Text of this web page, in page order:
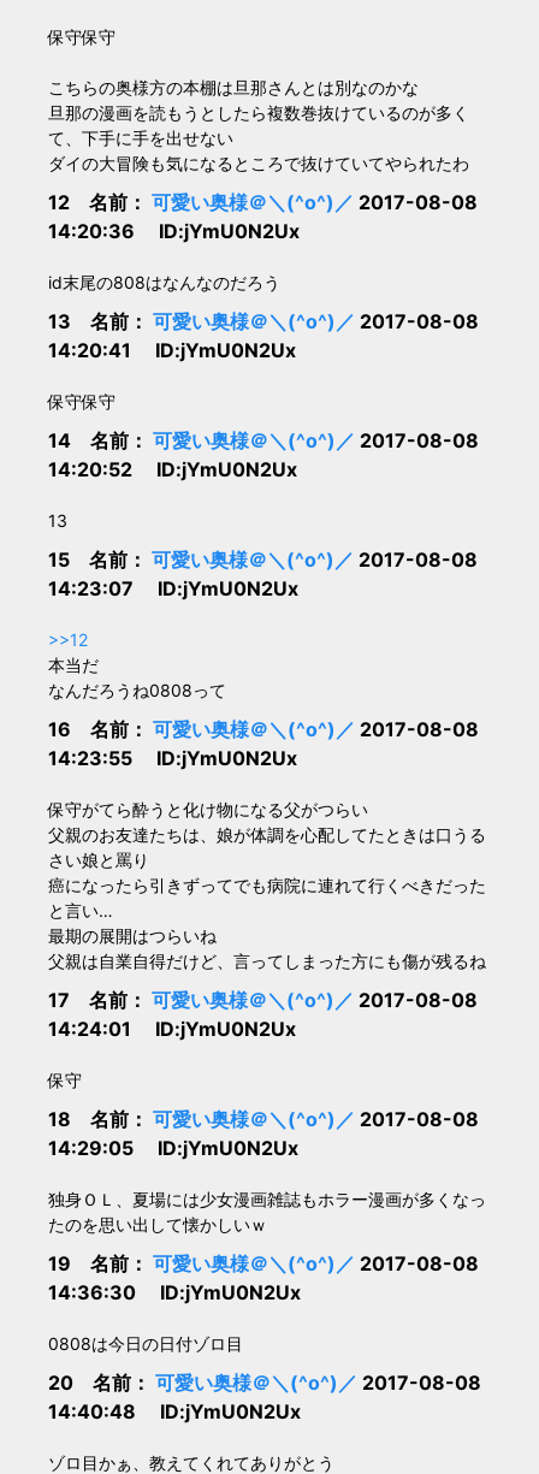
保守保守
こちらの奥様方の本棚は旦那さんとは別なのかな
旦那の漫画を読もうとしたら複数巻抜けているのが多く
て、下手に手を出せない
ダイの大冒険も気になるところで抜けていてやられたわ
12 名前： 可愛い奥様＠＼(^o^)／ 2017-08-08
14:20:36 ID:jYmU0N2Ux
id末尾の808はなんなのだろう
13 名前： 可愛い奥様＠＼(^o^)／ 2017-08-08
14:20:41 ID:jYmU0N2Ux
保守保守
14 名前： 可愛い奥様＠＼(^o^)／ 2017-08-08
14:20:52 ID:jYmU0N2Ux
13
15 名前： 可愛い奥様＠＼(^o^)／ 2017-08-08
14:23:07 ID:jYmU0N2Ux
>>12
本当だ
なんだろうね0808って
16 名前： 可愛い奥様＠＼(^o^)／ 2017-08-08
14:23:55 ID:jYmU0N2Ux
保守がてら酔うと化け物になる父がつらい
父親のお友達たちは、娘が体調を心配してたときは口うる
さい娘と罵り
癌になったら引きずってでも病院に連れて行くべきだった
と言い…
最期の展開はつらいね
父親は自業自得だけど、言ってしまった方にも傷が残るね
17 名前： 可愛い奥様＠＼(^o^)／ 2017-08-08
14:24:01 ID:jYmU0N2Ux
保守
18 名前： 可愛い奥様＠＼(^o^)／ 2017-08-08
14:29:05 ID:jYmU0N2Ux
独身ＯＬ、夏場には少女漫画雑誌もホラー漫画が多くなっ
たのを思い出して懐かしいｗ
19 名前： 可愛い奥様＠＼(^o^)／ 2017-08-08
14:36:30 ID:jYmU0N2Ux
0808は今日の日付ゾロ目
20 名前： 可愛い奥様＠＼(^o^)／ 2017-08-08
14:40:48 ID:jYmU0N2Ux
ゾロ目かぁ、教えてくれてありがとう